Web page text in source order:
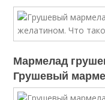
Мармелад
Грушевый